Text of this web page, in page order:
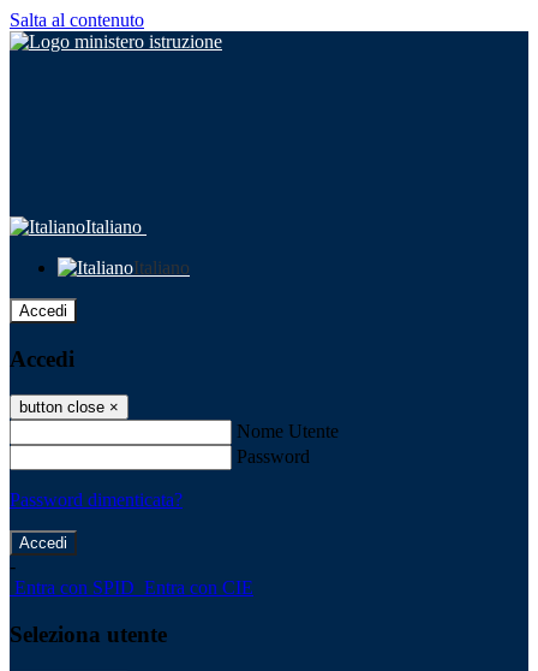
Salta al contenuto
Italiano
Italiano
Accedi
Accedi
button close ×
Nome Utente
Password
Password dimenticata?
-
Entra con SPID Entra con CIE
Seleziona utente